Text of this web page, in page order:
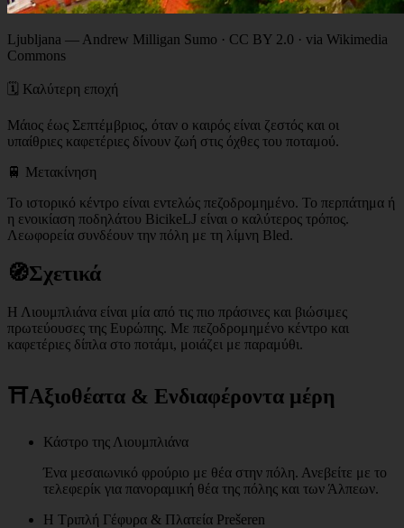
Ljubljana — Andrew Milligan Sumo · CC BY 2.0 · via Wikimedia
Commons
🗓️ Καλύτερη εποχή
Μάιος έως Σεπτέμβριος, όταν ο καιρός είναι ζεστός και οι
υπαίθριες καφετέριες δίνουν ζωή στις όχθες του ποταμού.
🚆 Μετακίνηση
Το ιστορικό κέντρο είναι εντελώς πεζοδρομημένο. Το περπάτημα ή
η ενοικίαση ποδηλάτου BicikeLJ είναι ο καλύτερος τρόπος.
Λεωφορεία συνδέουν την πόλη με τη λίμνη Bled.
🧭Σχετικά
Η Λιουμπλιάνα είναι μία από τις πιο πράσινες και βιώσιμες
πρωτεύουσες της Ευρώπης. Με πεζοδρομημένο κέντρο και
καφετέριες δίπλα στο ποτάμι, μοιάζει με παραμύθι.
⛩️Αξιοθέατα & Ενδιαφέροντα μέρη
Κάστρο της Λιουμπλιάνα
Ένα μεσαιωνικό φρούριο με θέα στην πόλη. Ανεβείτε με το
τελεφερίκ για πανοραμική θέα της πόλης και των Άλπεων.
Η Τριπλή Γέφυρα & Πλατεία Prešeren